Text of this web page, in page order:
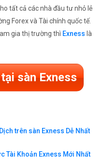
tất cả các nhà đầu tư nhỏ lẻ
Forex và Tài chính quốc tế.
gia thị trường thì Exness là
sàn Exness
trên sàn Exness Dễ Nhất
Tài Khoản Exness Mới Nhất